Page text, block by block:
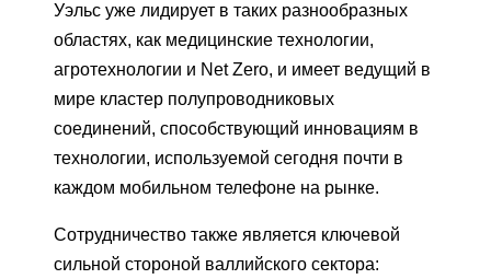
Уэльс уже лидирует в таких разнообразных
областях, как медицинские технологии,
агротехнологии и Net Zero, и имеет ведущий в
мире кластер полупроводниковых
соединений, способствующий инновациям в
технологии, используемой сегодня почти в
каждом мобильном телефоне на рынке.
Сотрудничество также является ключевой
сильной стороной валлийского сектора: